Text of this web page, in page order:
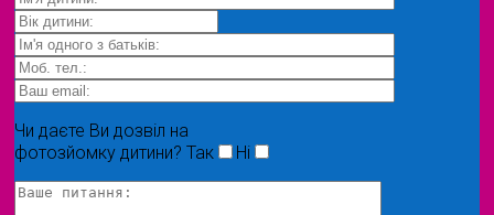
Чи даєте Ви дозвіл на
фотозйомку дитини? Так Ні